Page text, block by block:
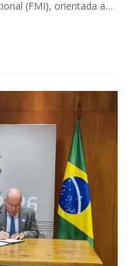
(FMI), orientada a
tributario y